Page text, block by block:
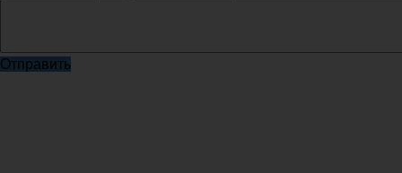
Отправить